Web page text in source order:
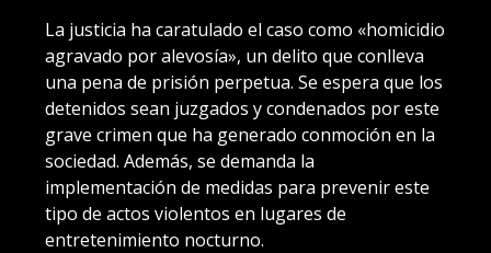
La justicia ha caratulado el caso como «homicidio
agravado por alevosía», un delito que conlleva
una pena de prisión perpetua. Se espera que los
detenidos sean juzgados y condenados por este
grave crimen que ha generado conmoción en la
sociedad. Además, se demanda la
implementación de medidas para prevenir este
tipo de actos violentos en lugares de
entretenimiento nocturno.